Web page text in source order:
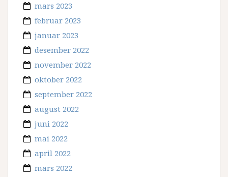
mars 2023
februar 2023
januar 2023
desember 2022
november 2022
oktober 2022
september 2022
august 2022
juni 2022
mai 2022
april 2022
mars 2022